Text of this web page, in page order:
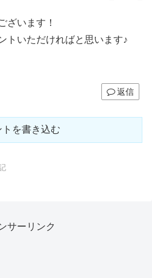
ざいます！
トいただければと思います♪
返信
トを書き込む
サーリンク